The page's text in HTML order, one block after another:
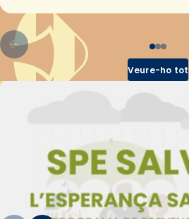
Veure-ho tot